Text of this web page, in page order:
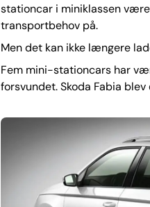
stationcar i miniklassen
transportbehov på.
Men det kan ikke længere
Fem mini-stationcars har
forsvundet. Skoda Fabia